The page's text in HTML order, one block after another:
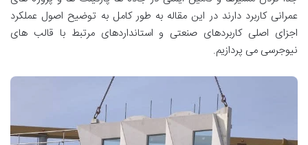
عمرانی کاربرد دارند در این مقاله به طور کامل به توضیح اصول عملکرد
اجزای اصلی کاربردهای صنعتی و استانداردهای مرتبط با قالب های
نیوجرسی می پردازیم.